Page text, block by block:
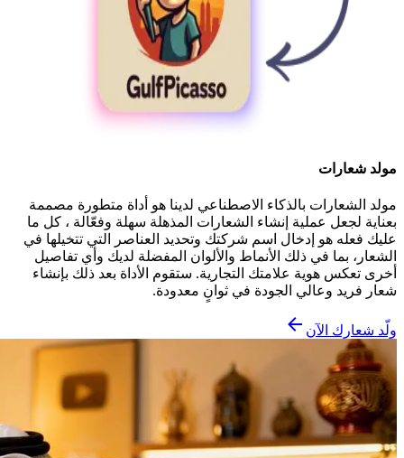
مولد شعارات
مولد الشعارات بالذكاء الاصطناعي لدينا هو أداة متطورة مصممة
بعناية لجعل عملية إنشاء الشعارات المذهلة سهلة وفعّالة ، كل ما
عليك فعله هو إدخال اسم شركتك وتحديد العناصر التي تتخيلها في
الشعار، بما في ذلك الأنماط والألوان المفضلة لديك وأي تفاصيل
أخرى تعكس هوية علامتك التجارية. ستقوم الأداة بعد ذلك بإنشاء
شعار فريد وعالي الجودة في ثوانٍ معدودة.
ولّد شعارك الآن